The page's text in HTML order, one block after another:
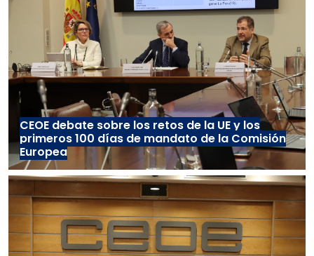
CEOE debate sobre los retos de la UE y los
primeros 100 días de mandato de la Comisión
Europea